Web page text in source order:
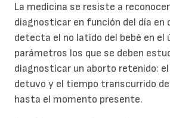
La medicina se resiste a
diagnosticar en función del día en
detecta el no latido del bebé en el
parámetros los que se deben
diagnosticar un aborto retenido: el
detuvo y el tiempo transcurrido
hasta el momento presente.